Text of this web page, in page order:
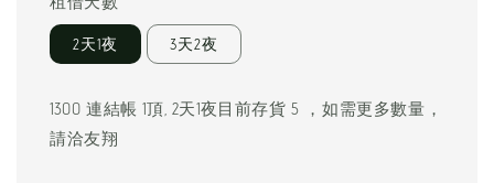
2天1夜 3天2夜
1300 連結帳 1頂, 2天1夜目前存貨 5 ，如需更多數量，
請洽友翔